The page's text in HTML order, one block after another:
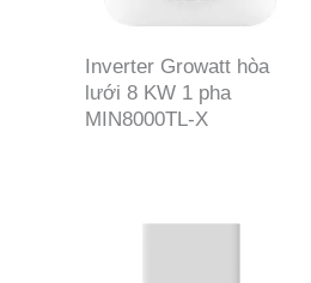
Inverter Growatt hòa
lưới 8 KW 1 pha
MIN8000TL-X